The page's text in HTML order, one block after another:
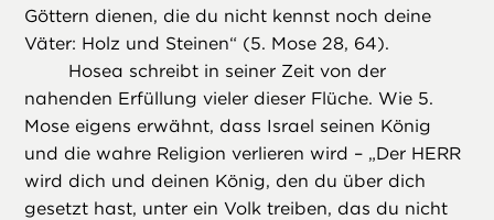
Göttern dienen, die du nicht kennst noch deine
Väter: Holz und Steinen“ (5. Mose 28, 64).
Hosea schreibt in seiner Zeit von der
nahenden Erfüllung vieler dieser Flüche. Wie 5.
Mose eigens erwähnt, dass Israel seinen König
und die wahre Religion verlieren wird – „Der HERR
wird dich und deinen König, den du über dich
gesetzt hast, unter ein Volk treiben, das du nicht